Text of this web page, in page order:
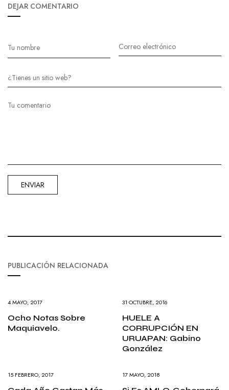
DEJAR COMENTARIO
PUBLICACIÓN RELACIONADA
4 MAYO, 2017
Ocho Notas Sobre
Maquiavelo.
31 OCTUBRE, 2016
HUELE A
CORRUPCIÓN EN
URUAPAN: Gabino
González
15 FEBRERO, 2017 17 MAYO, 2018